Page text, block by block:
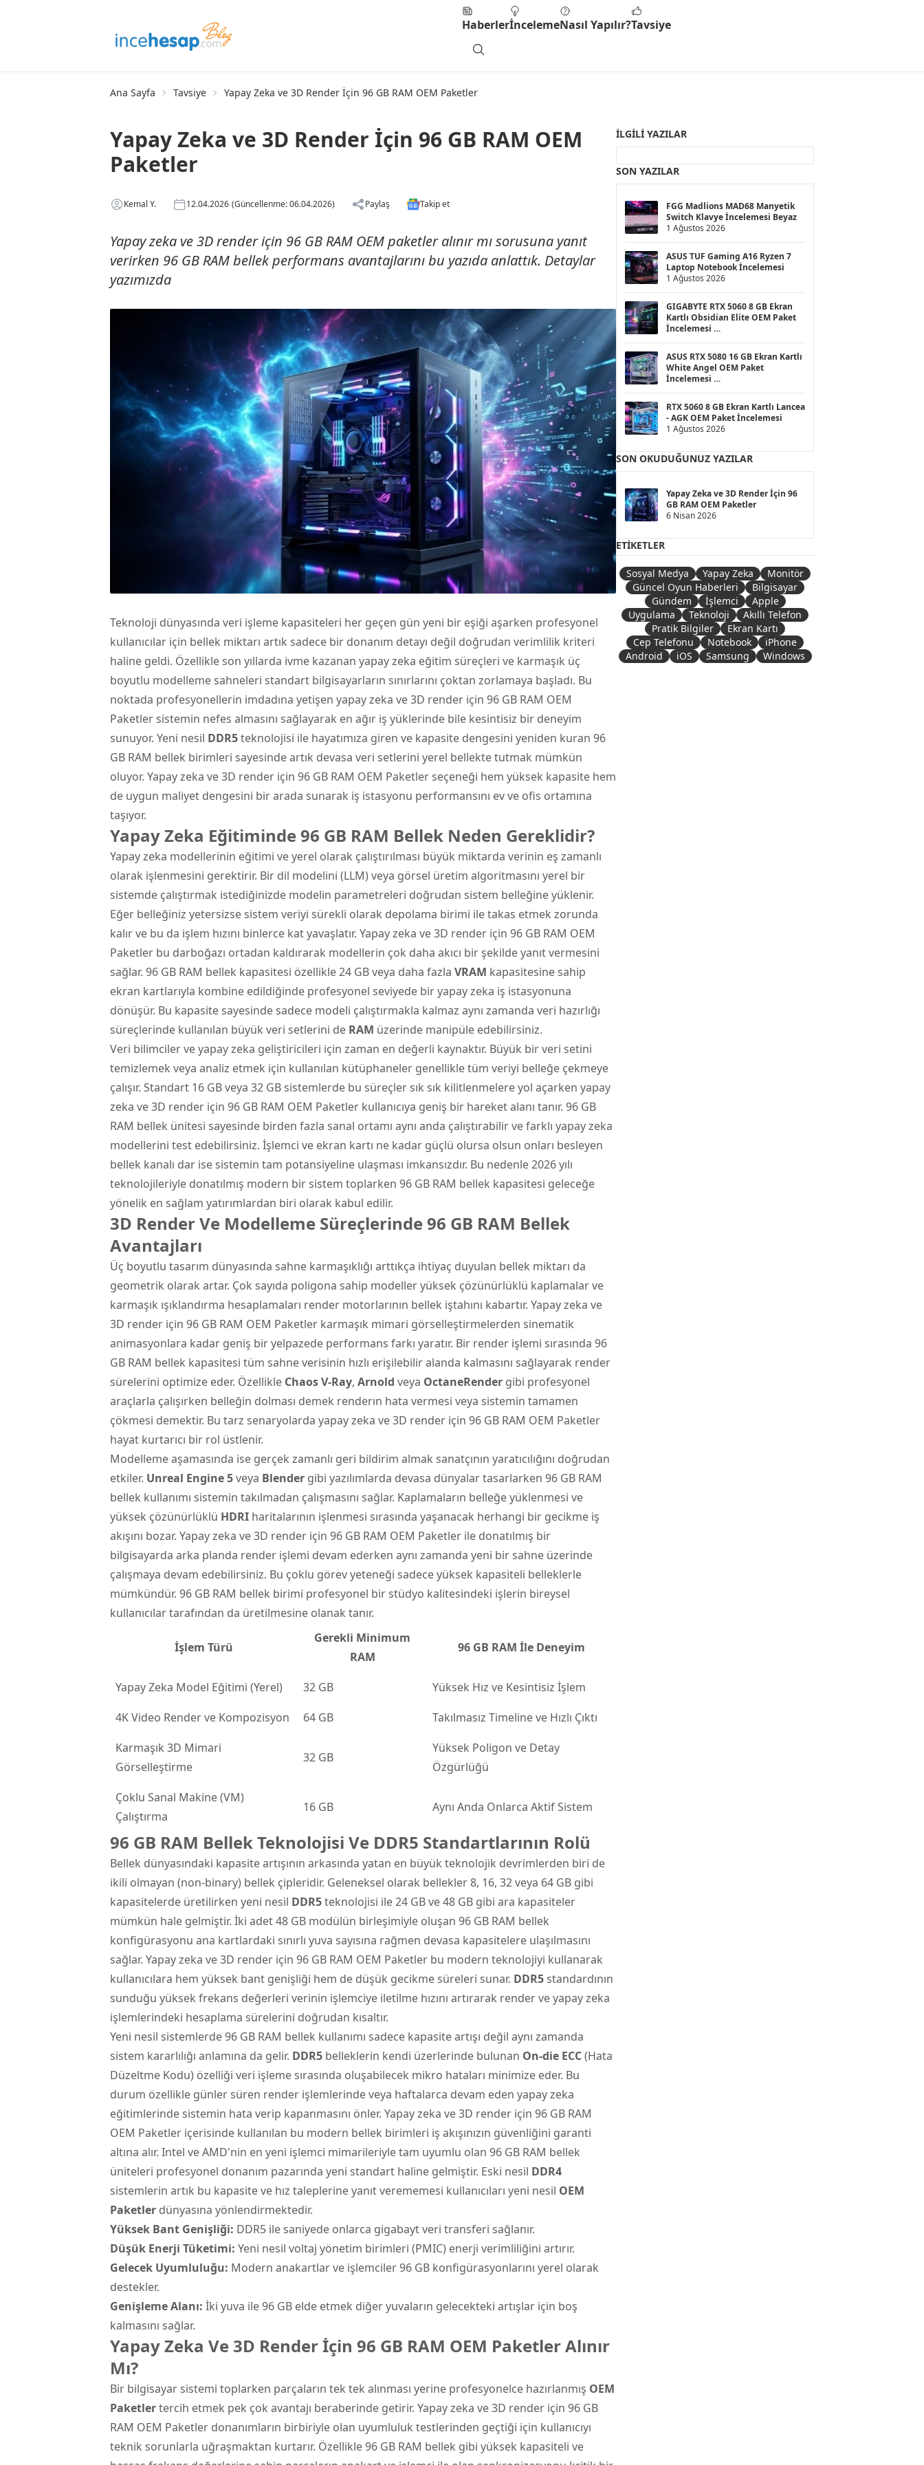
HaberlerİncelemeNasıl Yapılır?Tavsiye
Ana Sayfa Tavsiye Yapay Zeka ve 3D Render İçin 96 GB RAM OEM Paketler
Yapay Zeka ve 3D Render İçin 96 GB RAM OEM
Paketler
Kemal Y. 12.04.2026 (Güncellenme: 06.04.2026) Paylaş Takip et
Yapay zeka ve 3D render için 96 GB RAM OEM paketler alınır mı sorusuna yanıt
verirken 96 GB RAM bellek performans avantajlarını bu yazıda anlattık. Detaylar
yazımızda
Teknoloji dünyasında veri işleme kapasiteleri her geçen gün yeni bir eşiği aşarken profesyonel
kullanıcılar için bellek miktarı artık sadece bir donanım detayı değil doğrudan verimlilik kriteri
haline geldi. Özellikle son yıllarda ivme kazanan yapay zeka eğitim süreçleri ve karmaşık üç
boyutlu modelleme sahneleri standart bilgisayarların sınırlarını çoktan zorlamaya başladı. Bu
noktada profesyonellerin imdadına yetişen yapay zeka ve 3D render için 96 GB RAM OEM
Paketler sistemin nefes almasını sağlayarak en ağır iş yüklerinde bile kesintisiz bir deneyim
sunuyor. Yeni nesil DDR5teknolojisi ile hayatımıza giren ve kapasite dengesini yeniden kuran 96
GB RAM bellek birimleri sayesinde artık devasa veri setlerini yerel bellekte tutmak mümkün
oluyor. Yapay zeka ve 3D render için 96 GB RAM OEM Paketler seçeneği hem yüksek kapasite hem
de uygun maliyet dengesini bir arada sunarak iş istasyonu performansını ev ve ofis ortamına
taşıyor.
Yapay Zeka Eğitiminde 96 GB RAM Bellek Neden Gereklidir?
Yapay zeka modellerinin eğitimi ve yerel olarak çalıştırılması büyük miktarda verinin eş zamanlı
olarak işlenmesini gerektirir. Bir dil modelini (LLM) veya görsel üretim algoritmasını yerel bir
sistemde çalıştırmak istediğinizde modelin parametreleri doğrudan sistem belleğine yüklenir.
Eğer belleğiniz yetersizse sistem veriyi sürekli olarak depolama birimi ile takas etmek zorunda
kalır ve bu da işlem hızını binlerce kat yavaşlatır. Yapay zeka ve 3D render için 96 GB RAM OEM
Paketler bu darboğazı ortadan kaldırarak modellerin çok daha akıcı bir şekilde yanıt vermesini
sağlar. 96 GB RAM bellek kapasitesi özellikle 24 GB veya daha fazla VRAM kapasitesine sahip
ekran kartlarıyla kombine edildiğinde profesyonel seviyede bir yapay zeka iş istasyonuna
dönüşür. Bu kapasite sayesinde sadece modeli çalıştırmakla kalmaz aynı zamanda veri hazırlığı
süreçlerinde kullanılan büyük veri setlerini de RAM üzerinde manipüle edebilirsiniz.
Veri bilimciler ve yapay zeka geliştiricileri için zaman en değerli kaynaktır. Büyük bir veri setini
temizlemek veya analiz etmek için kullanılan kütüphaneler genellikle tüm veriyi belleğe çekmeye
çalışır. Standart 16 GB veya 32 GB sistemlerde bu süreçler sık sık kilitlenmelere yol açarken yapay
zeka ve 3D render için 96 GB RAM OEM Paketler kullanıcıya geniş bir hareket alanı tanır. 96 GB
RAM bellek ünitesi sayesinde birden fazla sanal ortamı aynı anda çalıştırabilir ve farklı yapay zeka
modellerini test edebilirsiniz. İşlemci ve ekran kartı ne kadar güçlü olursa olsun onları besleyen
bellek kanalı dar ise sistemin tam potansiyeline ulaşması imkansızdır. Bu nedenle 2026 yılı
teknolojileriyle donatılmış modern bir sistem toplarken 96 GB RAM bellek kapasitesi geleceğe
yönelik en sağlam yatırımlardan biri olarak kabul edilir.
3D Render Ve Modelleme Süreçlerinde 96 GB RAM Bellek
Avantajları
Üç boyutlu tasarım dünyasında sahne karmaşıklığı arttıkça ihtiyaç duyulan bellek miktarı da
geometrik olarak artar. Çok sayıda poligona sahip modeller yüksek çözünürlüklü kaplamalar ve
karmaşık ışıklandırma hesaplamaları render motorlarının bellek iştahını kabartır. Yapay zeka ve
3D render için 96 GB RAM OEM Paketler karmaşık mimari görselleştirmelerden sinematik
animasyonlara kadar geniş bir yelpazede performans farkı yaratır. Bir render işlemi sırasında 96
GB RAM bellek kapasitesi tüm sahne verisinin hızlı erişilebilir alanda kalmasını sağlayarak render
sürelerini optimize eder. Özellikle Chaos V-Ray, Arnold veya OctaneRender gibi profesyonel
araçlarla çalışırken belleğin dolması demek renderın hata vermesi veya sistemin tamamen
çökmesi demektir. Bu tarz senaryolarda yapay zeka ve 3D render için 96 GB RAM OEM Paketler
hayat kurtarıcı bir rol üstlenir.
Modelleme aşamasında ise gerçek zamanlı geri bildirim almak sanatçının yaratıcılığını doğrudan
etkiler. Unreal Engine 5veya Blender gibi yazılımlarda devasa dünyalar tasarlarken 96 GB RAM
bellek kullanımı sistemin takılmadan çalışmasını sağlar. Kaplamaların belleğe yüklenmesi ve
yüksek çözünürlüklü HDRI haritalarının işlenmesi sırasında yaşanacak herhangi bir gecikme iş
akışını bozar. Yapay zeka ve 3D render için 96 GB RAM OEM Paketler ile donatılmış bir
bilgisayarda arka planda render işlemi devam ederken aynı zamanda yeni bir sahne üzerinde
çalışmaya devam edebilirsiniz. Bu çoklu görev yeteneği sadece yüksek kapasiteli belleklerle
mümkündür. 96 GB RAM bellek birimi profesyonel bir stüdyo kalitesindeki işlerin bireysel
kullanıcılar tarafından da üretilmesine olanak tanır.
İşlem Türü
Gerekli Minimum
RAM
96 GB RAM İle Deneyim
Yapay Zeka Model Eğitimi (Yerel) 32 GB
Yüksek Hız ve Kesintisiz İşlem
4K Video Render ve Kompozisyon
64 GB
Takılmasız Timeline ve Hızlı Çıktı
Karmaşık 3D Mimari
Görselleştirme
32 GB
Yüksek Poligon ve Detay
Özgürlüğü
Çoklu Sanal Makine (VM)
Çalıştırma
16 GB Aynı Anda Onlarca Aktif Sistem
96 GB RAM Bellek Teknolojisi Ve DDR5 Standartlarının Rolü
Bellek dünyasındaki kapasite artışının arkasında yatan en büyük teknolojik devrimlerden biri de
ikili olmayan (non-binary) bellek çipleridir. Geleneksel olarak bellekler 8, 16, 32 veya 64 GB gibi
kapasitelerde üretilirken yeni nesil DDR5teknolojisi ile 24 GB ve 48 GB gibi ara kapasiteler
mümkün hale gelmiştir. İki adet 48 GB modülün birleşimiyle oluşan 96 GB RAM bellek
konfigürasyonu ana kartlardaki sınırlı yuva sayısına rağmen devasa kapasitelere ulaşılmasını
sağlar. Yapay zeka ve 3D render için 96 GB RAM OEM Paketler bu modern teknolojiyi kullanarak
kullanıcılara hem yüksek bant genişliği hem de düşük gecikme süreleri sunar. DDR5standardının
sunduğu yüksek frekans değerleri verinin işlemciye iletilme hızını artırarak render ve yapay zeka
işlemlerindeki hesaplama sürelerini doğrudan kısaltır.
Yeni nesil sistemlerde 96 GB RAM bellek kullanımı sadece kapasite artışı değil aynı zamanda
sistem kararlılığı anlamına da gelir. DDR5 belleklerin kendi üzerlerinde bulunan On-die ECC(Hata
Düzeltme Kodu) özelliği veri işleme sırasında oluşabilecek mikro hataları minimize eder. Bu
durum özellikle günler süren render işlemlerinde veya haftalarca devam eden yapay zeka
eğitimlerinde sistemin hata verip kapanmasını önler. Yapay zeka ve 3D render için 96 GB RAM
OEM Paketler içerisinde kullanılan bu modern bellek birimleri iş akışınızın güvenliğini garanti
altına alır. Intel ve AMD'nin en yeni işlemci mimarileriyle tam uyumlu olan 96 GB RAM bellek
üniteleri profesyonel donanım pazarında yeni standart haline gelmiştir. Eski nesil DDR4
sistemlerin artık bu kapasite ve hız taleplerine yanıt verememesi kullanıcıları yeni nesil OEM
Paketler dünyasına yönlendirmektedir.
Yüksek Bant Genişliği: DDR5 ile saniyede onlarca gigabayt veri transferi sağlanır.
Düşük Enerji Tüketimi: Yeni nesil voltaj yönetim birimleri (PMIC) enerji verimliliğini artırır.
Gelecek Uyumluluğu: Modern anakartlar ve işlemciler 96 GB konfigürasyonlarını yerel olarak
destekler.
Genişleme Alanı: İki yuva ile 96 GB elde etmek diğer yuvaların gelecekteki artışlar için boş
kalmasını sağlar.
Yapay Zeka Ve 3D Render İçin 96 GB RAM OEM Paketler Alınır
Mı?
Bir bilgisayar sistemi toplarken parçaların tek tek alınması yerine profesyonelce hazırlanmış OEM
Paketlertercih etmek pek çok avantajı beraberinde getirir. Yapay zeka ve 3D render için 96 GB
RAM OEM Paketler donanımların birbiriyle olan uyumluluk testlerinden geçtiği için kullanıcıyı
teknik sorunlarla uğraşmaktan kurtarır. Özellikle 96 GB RAM bellek gibi yüksek kapasiteli ve
İLGILI YAZILAR
SON YAZILAR
FGG Madlions MAD68 Manyetik
Switch Klavye İncelemesi Beyaz
1 Ağustos 2026
ASUS TUF Gaming A16 Ryzen 7
Laptop Notebook İncelemesi
1 Ağustos 2026
GIGABYTE RTX 5060 8 GB Ekran
Kartlı Obsidian Elite OEM Paket
İncelemesi
ASUS RTX 5080 16 GB Ekran Kartlı
White Angel OEM Paket
İncelemesi
RTX 5060 8 GB Ekran Kartlı Lancea
- AGK OEM Paket İncelemesi
1 Ağustos 2026
SON OKUDUĞUNUZ YAZILAR
Yapay Zeka ve 3D Render İçin 96
GB RAM OEM Paketler
6 Nisan 2026
ETIKETLER
Sosyal Medya Yapay Zeka
Monitör
Güncel Oyun Haberleri
Bilgisayar
Gündem
İşlemci
Apple
Uygulama
Teknoloji
Akıllı Telefon
Pratik Bilgiler
Ekran Kartı
Cep Telefonu
Notebook
iPhone
Android
iOS Samsung Windows